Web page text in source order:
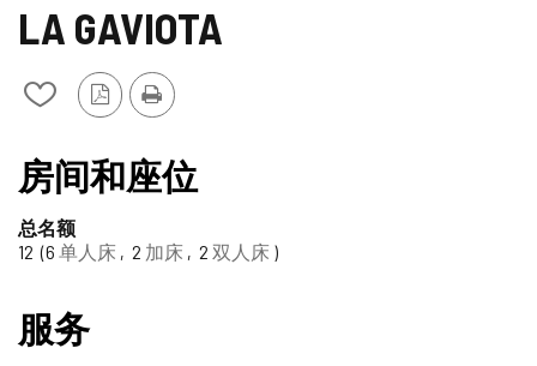
León
LA GAVIOTA
从
笔
记
中
添
删
除
PDF
版
打
印
房间和座位
总名额
12 6 单人床 2 加床 2 双人床
服务